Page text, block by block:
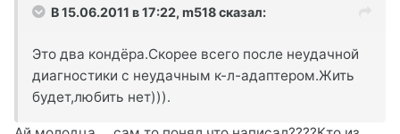
В 15.06.2011 в 17:22, m518 сказал:
Это два кондёра.Скорее всего после неудачной
диагностики с неудачным к-л-адаптером.Жить
будет,любить нет))).